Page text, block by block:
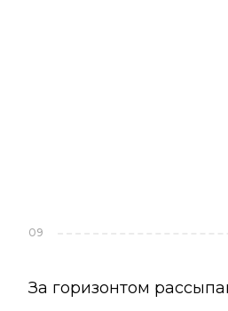
09
За горизонтом